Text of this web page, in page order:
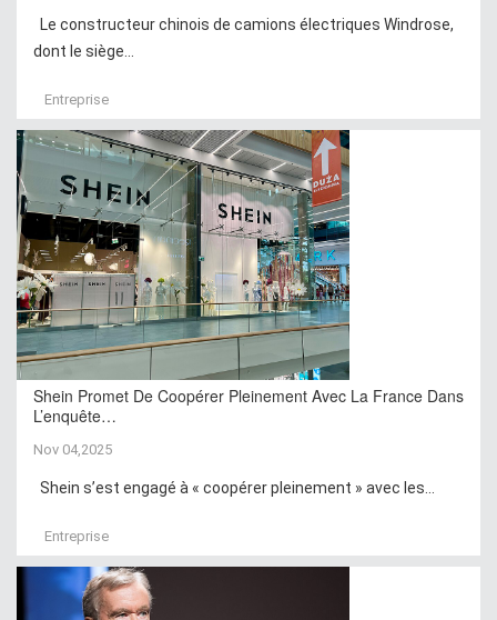
Le constructeur chinois de camions électriques Windrose,
dont le siège...
Entreprise
Shein Promet De Coopérer Pleinement Avec La France Dans
L’enquête…
Nov 04,2025
Shein s’est engagé à « coopérer pleinement » avec les...
Entreprise